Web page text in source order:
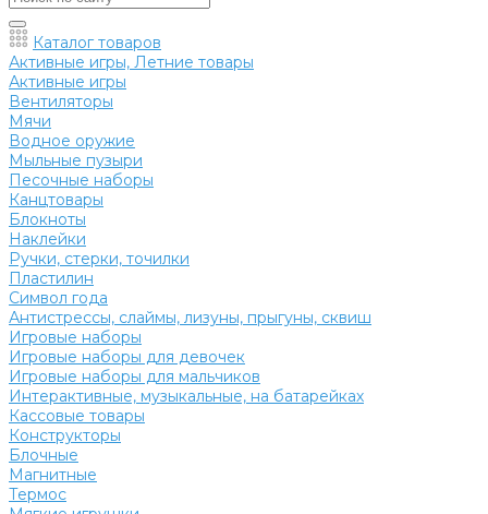
Каталог товаров
Активные игры, Летние товары
Активные игры
Вентиляторы
Мячи
Водное оружие
Мыльные пузыри
Песочные наборы
Канцтовары
Блокноты
Наклейки
Ручки, стерки, точилки
Пластилин
Символ года
Антистрессы, слаймы, лизуны, прыгуны, сквиш
Игровые наборы
Игровые наборы для девочек
Игровые наборы для мальчиков
Интерактивные, музыкальные, на батарейках
Кассовые товары
Конструкторы
Блочные
Магнитные
Термос